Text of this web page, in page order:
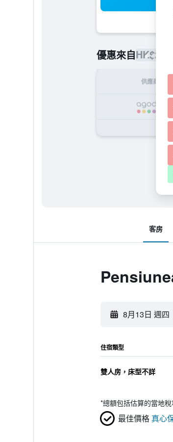
優惠來自HK$216
供應商
客房
8月13日 週四
住宿類型
雙人房，床型不詳
*總額包括估算的當地
最佳價格 真心